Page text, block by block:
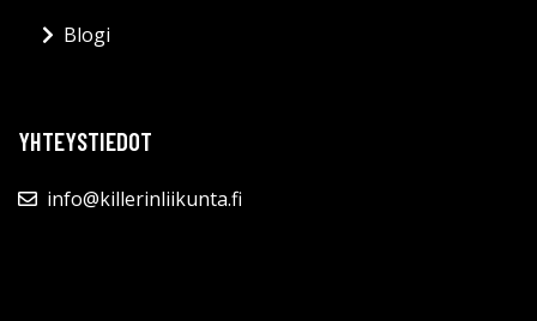
Blogi
YHTEYSTIEDOT
info@killerinliikunta.fi